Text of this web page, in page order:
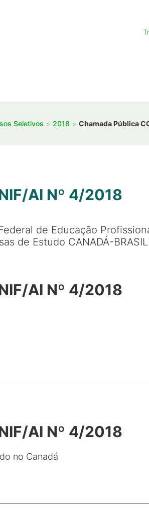
Seletivos 2018 Chamada Pública
AI Nº 4/2018
de Educação
de Estudo CANADÁ-
AI Nº 4/2018
AI Nº 4/2018
no Canadá